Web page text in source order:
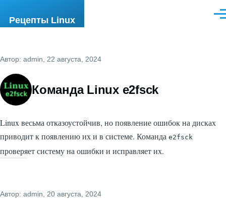
Рецепты Linux
Автор: admin , 22 августа, 2024
Команда Linux e2fsck
Linux весьма отказоустойчив, но появление ошибок на дисках
приводит к появлению их и в системе. Команда e2fsck
проверяет систему на ошибки и исправляет их.
Автор: admin , 20 августа, 2024